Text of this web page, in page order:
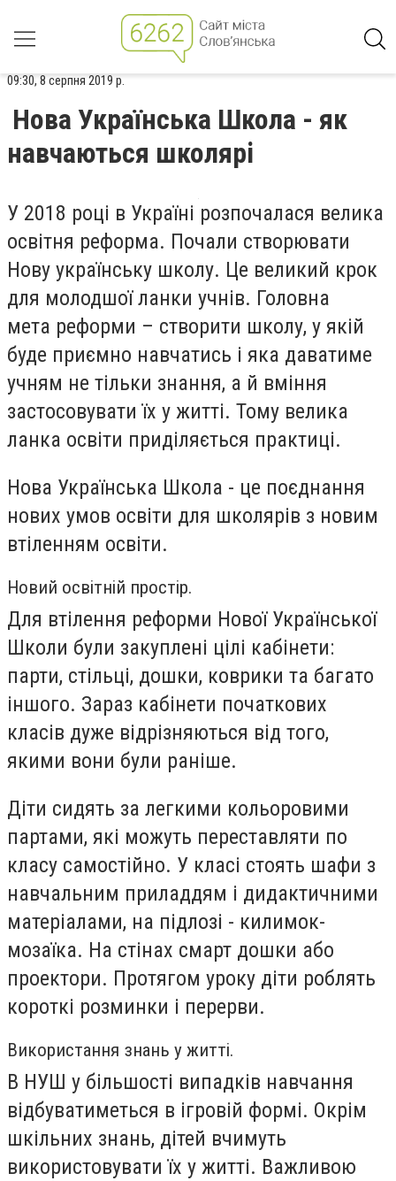
09:30, 8 серпня 2019 р.
Нова Українська Школа - як
навчаються школярі
У 2018 році в Україні розпочалася велика
освітня реформа. Почали створювати
Нову українську школу. Це великий крок
для молодшої ланки учнів. Головна
мета реформи – створити школу, у якій
буде приємно навчатись і яка даватиме
учням не тільки знання, а й вміння
застосовувати їх у житті. Тому велика
ланка освіти приділяється практиці.
Нова Українська Школа - це поєднання
нових умов освіти для школярів з новим
втіленням освіти.
Новий освітній простір.
Для втілення реформи Нової Української
Школи були закуплені цілі кабінети:
парти, стільці, дошки, коврики та багато
іншого. Зараз кабінети початкових
класів дуже відрізняються від того,
якими вони були раніше.
Діти сидять за легкими кольоровими
партами, які можуть переставляти по
класу самостійно. У класі стоять шафи з
навчальним приладдям і дидактичними
матеріалами, на підлозі - килимок-
мозаїка. На стінах смарт дошки або
проектори. Протягом уроку діти роблять
короткі розминки і перерви.
Використання знань у житті.
В НУШ у більшості випадків навчання
відбуватиметься в ігровій формі. Окрім
шкільних знань, дітей вчимуть
використовувати їх у житті. Важливою